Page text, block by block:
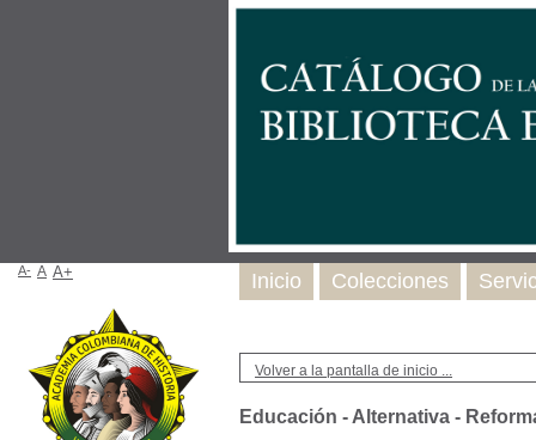
Volver a la pantalla de inicio ...
Educación - Alternativa -
Inicio Colecciones
A- A A+